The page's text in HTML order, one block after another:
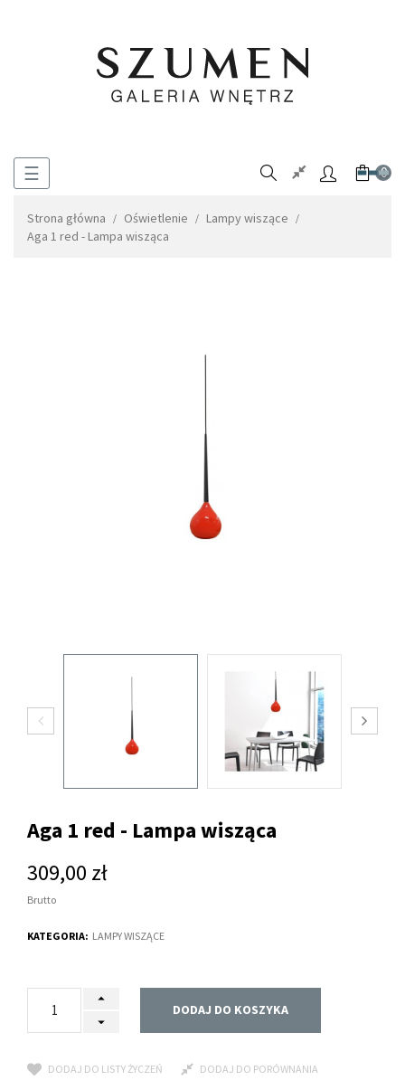
Toggle
☰ 0
Strona główna Oświetlenie
Lampy wiszące
Aga 1 red - Lampa wisząca
Aga 1 red - Lampa wisząca
309,00 zł
Brutto
KATEGORIA: LAMPY WISZĄCE
DODAJ DO KOSZYKA
DODAJ DO LISTY ŻYCZEŃ DODAJ DO PORÓWNANIA